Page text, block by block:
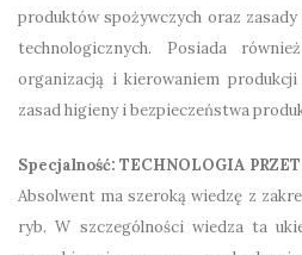
produktów spożywczych oraz
technologicznych. Posiada
organizacją i kierowaniem
zasad higieny i bezpieczeństwa
Specjalność: TECHNOLOGIA
Absolwent ma szeroką wiedzę z
ryb. W szczególności wiedza ta